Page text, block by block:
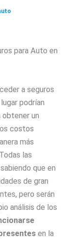
a seguros
podrían
un
costos
más
las
que en
de gran
pero serán
análisis de los
en la